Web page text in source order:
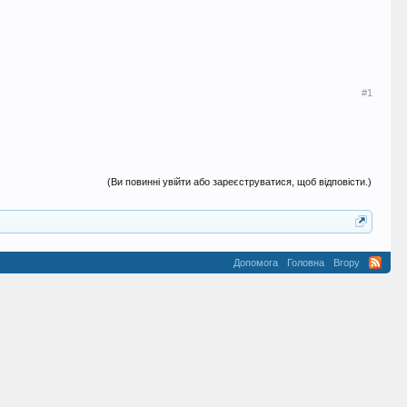
#1
(Ви повинні увійти або зареєструватися, щоб відповісти.)
Допомога Головна Вгору